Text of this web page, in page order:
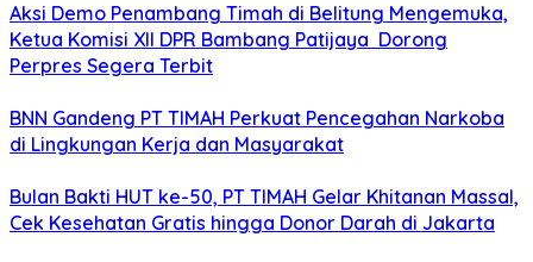
Aksi Demo Penambang Timah di Belitung Mengemuka,
Ketua Komisi XII DPR Bambang Patijaya Dorong
Perpres Segera Terbit
BNN Gandeng PT TIMAH Perkuat Pencegahan Narkoba
di Lingkungan Kerja dan Masyarakat
Bulan Bakti HUT ke-50, PT TIMAH Gelar Khitanan Massal,
Cek Kesehatan Gratis hingga Donor Darah di Jakarta